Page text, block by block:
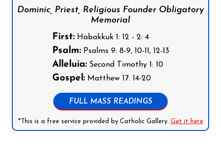
Dominic, Priest, Religious Founder Obligatory
Memorial
First:Habakkuk 1: 12 - 2: 4
Psalm:Psalms 9: 8-9, 10-11, 12-13
Alleluia:Second Timothy 1: 10
Gospel:Matthew 17: 14-20
FULL MASS READINGS
*This is a free service provided by Catholic Gallery. Get it here